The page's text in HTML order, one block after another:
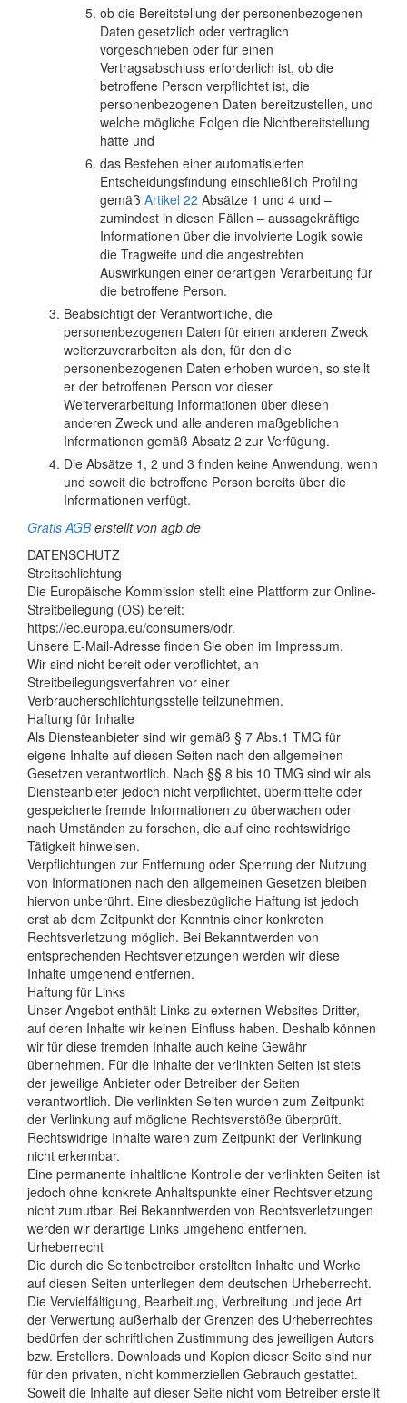
ob die Bereitstellung der personenbezogenen
Daten gesetzlich oder vertraglich
vorgeschrieben oder für einen
Vertragsabschluss erforderlich ist, ob die
betroffene Person verpflichtet ist, die
personenbezogenen Daten bereitzustellen, und
welche mögliche Folgen die Nichtbereitstellung
hätte und
das Bestehen einer automatisierten
Entscheidungsfindung einschließlich Profiling
gemäß Artikel 22 Absätze 1 und 4 und –
zumindest in diesen Fällen – aussagekräftige
Informationen über die involvierte Logik sowie
die Tragweite und die angestrebten
Auswirkungen einer derartigen Verarbeitung für
die betroffene Person.
Beabsichtigt der Verantwortliche, die
personenbezogenen Daten für einen anderen Zweck
weiterzuverarbeiten als den, für den die
personenbezogenen Daten erhoben wurden, so stellt
er der betroffenen Person vor dieser
Weiterverarbeitung Informationen über diesen
anderen Zweck und alle anderen maßgeblichen
Informationen gemäß Absatz 2 zur Verfügung.
Die Absätze 1, 2 und 3 finden keine Anwendung, wenn
und soweit die betroffene Person bereits über die
Informationen verfügt.
Gratis AGBerstellt von agb.de
DATENSCHUTZ
Streitschlichtung
Die Europäische Kommission stellt eine Plattform zur Online-
Streitbeilegung (OS) bereit:
https://ec.europa.eu/consumers/odr.
Unsere E-Mail-Adresse finden Sie oben im Impressum.
Wir sind nicht bereit oder verpflichtet, an
Streitbeilegungsverfahren vor einer
Verbraucherschlichtungsstelle teilzunehmen.
Haftung für Inhalte
Als Diensteanbieter sind wir gemäß § 7 Abs.1 TMG für
eigene Inhalte auf diesen Seiten nach den allgemeinen
Gesetzen verantwortlich. Nach §§ 8 bis 10 TMG sind wir als
Diensteanbieter jedoch nicht verpflichtet, übermittelte oder
gespeicherte fremde Informationen zu überwachen oder
nach Umständen zu forschen, die auf eine rechtswidrige
Tätigkeit hinweisen.
Verpflichtungen zur Entfernung oder Sperrung der Nutzung
von Informationen nach den allgemeinen Gesetzen bleiben
hiervon unberührt. Eine diesbezügliche Haftung ist jedoch
erst ab dem Zeitpunkt der Kenntnis einer konkreten
Rechtsverletzung möglich. Bei Bekanntwerden von
entsprechenden Rechtsverletzungen werden wir diese
Inhalte umgehend entfernen.
Haftung für Links
Unser Angebot enthält Links zu externen Websites Dritter,
auf deren Inhalte wir keinen Einfluss haben. Deshalb können
wir für diese fremden Inhalte auch keine Gewähr
übernehmen. Für die Inhalte der verlinkten Seiten ist stets
der jeweilige Anbieter oder Betreiber der Seiten
verantwortlich. Die verlinkten Seiten wurden zum Zeitpunkt
der Verlinkung auf mögliche Rechtsverstöße überprüft.
Rechtswidrige Inhalte waren zum Zeitpunkt der Verlinkung
nicht erkennbar.
Eine permanente inhaltliche Kontrolle der verlinkten Seiten ist
jedoch ohne konkrete Anhaltspunkte einer Rechtsverletzung
nicht zumutbar. Bei Bekanntwerden von Rechtsverletzungen
werden wir derartige Links umgehend entfernen.
Urheberrecht
Die durch die Seitenbetreiber erstellten Inhalte und Werke
auf diesen Seiten unterliegen dem deutschen Urheberrecht.
Die Vervielfältigung, Bearbeitung, Verbreitung und jede Art
der Verwertung außerhalb der Grenzen des Urheberrechtes
bedürfen der schriftlichen Zustimmung des jeweiligen Autors
bzw. Erstellers. Downloads und Kopien dieser Seite sind nur
für den privaten, nicht kommerziellen Gebrauch gestattet.
Soweit die Inhalte auf dieser Seite nicht vom Betreiber erstellt